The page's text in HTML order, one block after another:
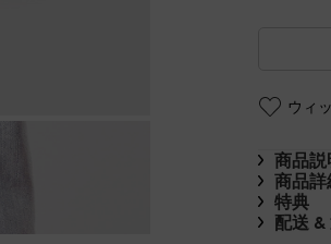
ウィ
商品説
商品
特典
配送 &